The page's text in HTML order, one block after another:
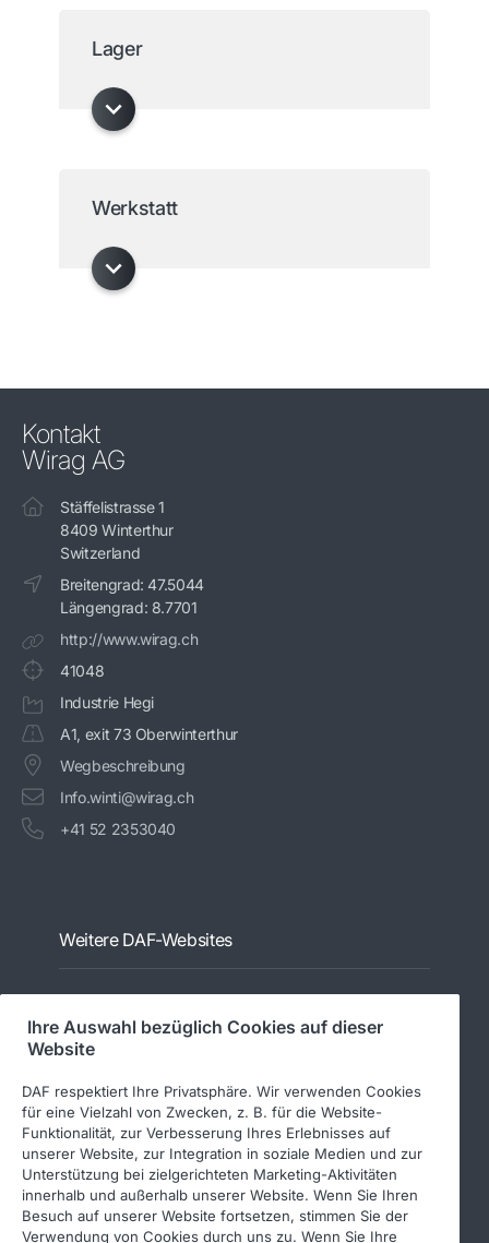
Lager
Werkstatt
Kontakt
Wirag AG
Stäffelistrasse 1
8409 Winterthur
Switzerland
Breitengrad: 47.5044
Längengrad: 8.7701
http://www.wirag.ch
41048
Industrie Hegi
A1, exit 73 Oberwinterthur
Wegbeschreibung
Info.winti@wirag.ch
+41 52 2353040
Weitere DAF-Websites
DAF-Aufbauherstellerinformationen
DAF Merchandising store
DAF Teile Webshop
Ihre Auswahl bezüglich Cookies auf dieser
Website
DAF respektiert Ihre Privatsphäre. Wir verwenden Cookies
für eine Vielzahl von Zwecken, z. B. für die Website-
Funktionalität, zur Verbesserung Ihres Erlebnisses auf
unserer Website, zur Integration in soziale Medien und zur
Unterstützung bei zielgerichteten Marketing-Aktivitäten
innerhalb und außerhalb unserer Website. Wenn Sie Ihren
Besuch auf unserer Website fortsetzen, stimmen Sie der
Verwendung von Cookies durch uns zu. Wenn Sie Ihre